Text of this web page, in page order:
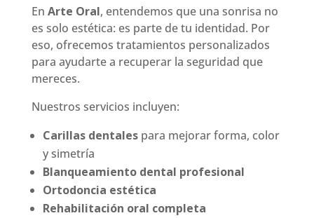
En Arte Oral, entendemos que una sonrisa no
es solo estética: es parte de tu identidad. Por
eso, ofrecemos tratamientos personalizados
para ayudarte a recuperar la seguridad que
mereces.
Nuestros servicios incluyen:
Carillas dentalespara mejorar forma, color
y simetría
Blanqueamiento dental profesional
Ortodoncia estética
Rehabilitación oral completa